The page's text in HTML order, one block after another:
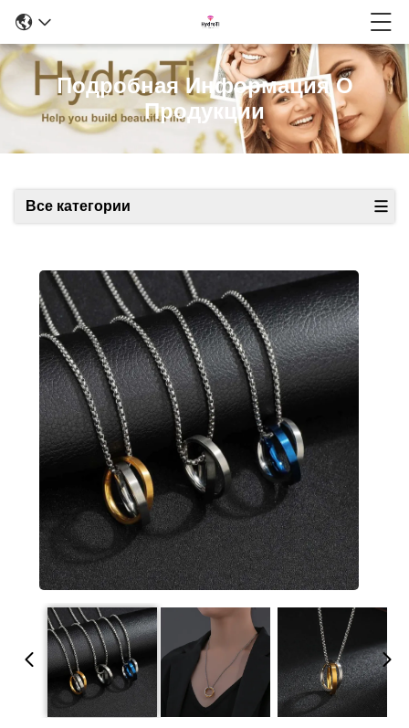
Подробная Информация О
Продукции
Все категории